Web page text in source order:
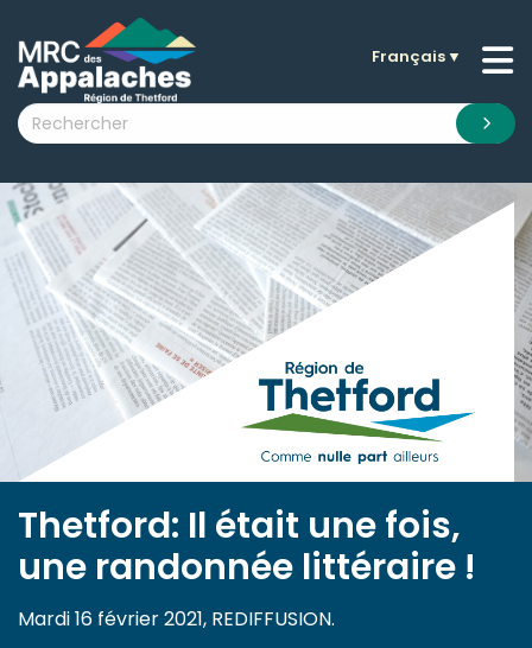
submenu (La MRC )
submenu (Citoyens )
submenu (Visiteurs )
submenu (Nouvelles )
submenu (Documentation )
Français▼
Thetford: Il était une fois,
une randonnée littéraire !
Mardi 16 février 2021, REDIFFUSION.